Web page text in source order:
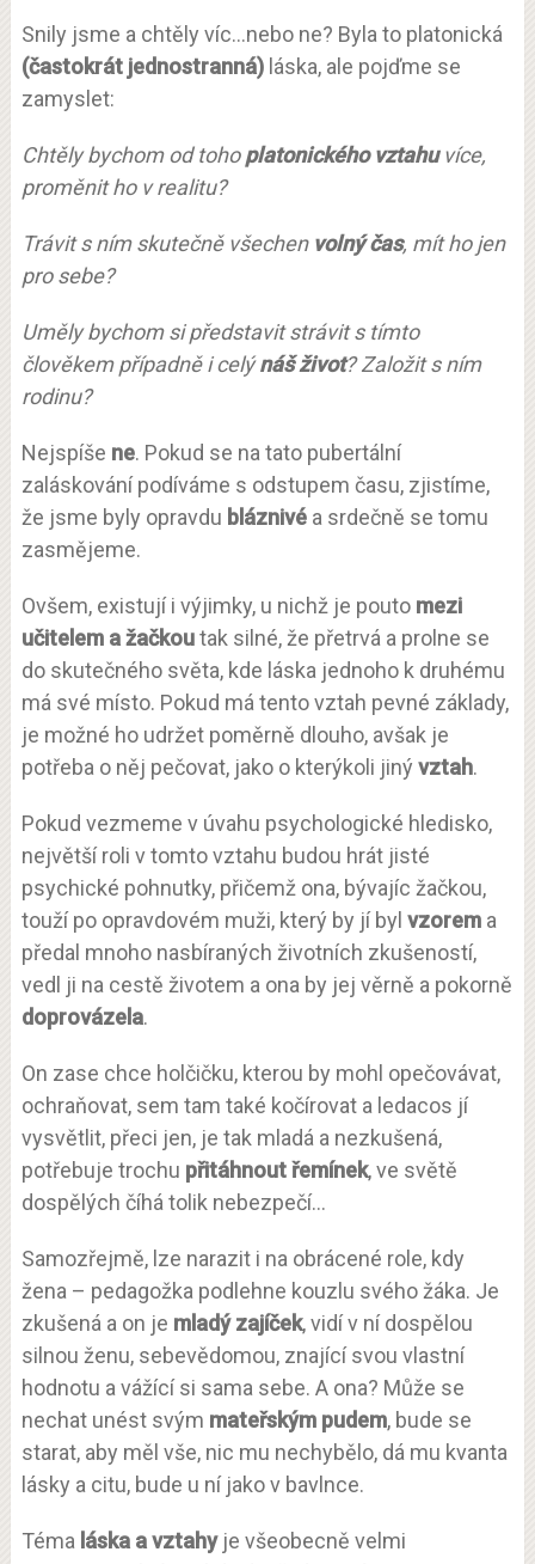
Snily jsme a chtěly víc…nebo ne? Byla to platonická
(častokrát jednostranná)láska, ale pojďme se
zamyslet:
Chtěly bychom od tohoplatonického vztahuvíce,
proměnit ho v realitu?
Trávit s ním skutečně všechen volný čas, mít ho jen
pro sebe?
Uměly bychom si představit strávit s tímto
člověkem případně i celýnáš život? Založit s ním
rodinu?
Nejspíše ne. Pokud se na tato pubertální
zaláskování podíváme s odstupem času, zjistíme,
že jsme byly opravdu bláznivéa srdečně se tomu
zasmějeme.
Ovšem, existují i výjimky, u nichž je pouto mezi
učitelem a žačkoutak silné, že přetrvá a prolne se
do skutečného světa, kde láska jednoho k druhému
má své místo. Pokud má tento vztah pevné základy,
je možné ho udržet poměrně dlouho, avšak je
potřeba o něj pečovat, jako o kterýkoli jiný vztah.
Pokud vezmeme v úvahu psychologické hledisko,
největší roli v tomto vztahu budou hrát jisté
psychické pohnutky, přičemž ona, bývajíc žačkou,
touží po opravdovém muži, který by jí byl vzorema
předal mnoho nasbíraných životních zkušeností,
vedl ji na cestě životem a ona by jej věrně a pokorně
doprovázela.
On zase chce holčičku, kterou by mohl opečovávat,
ochraňovat, sem tam také kočírovat a ledacos jí
vysvětlit, přeci jen, je tak mladá a nezkušená,
potřebuje trochu přitáhnout řemínek, ve světě
dospělých číhá tolik nebezpečí…
Samozřejmě, lze narazit i na obrácené role, kdy
žena – pedagožka podlehne kouzlu svého žáka. Je
zkušená a on je mladý zajíček, vidí v ní dospělou
silnou ženu, sebevědomou, znající svou vlastní
hodnotu a vážící si sama sebe. A ona? Může se
nechat unést svým mateřským pudem, bude se
starat, aby měl vše, nic mu nechybělo, dá mu kvanta
lásky a citu, bude u ní jako v bavlnce.
Téma láska a vztahyje všeobecně velmi